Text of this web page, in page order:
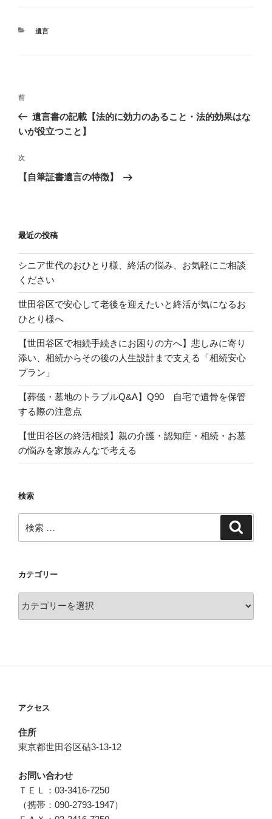
カ
遺言
投
ナ
ゲ
ー
過
去
の
稿
前
遺言書の記載【法的に効力のあること・法的効果はな
いが役立つこと】
次
の
次
【自筆証書遺言の特徴】
最近の投稿
シニア世代のおひとり様、終活の悩み、お気軽にご相談
ください
世田谷区で安心して老後を迎えたいと終活が気になるお
ひとり様へ
【世田谷区で相続手続きにお困りの方へ】悲しみに寄り
添い、相続からその後の人生設計まで支える「相続安心
プラン」
【葬儀・墓地のトラブルQ&A】Q90 自宅で遺骨を保管
する際の注意点
【世田谷区の終活相談】親の介護・認知症・相続・お墓
の悩みを家族みんなで考える
検索
索:
カテゴリー
アクセス
住所
東京都世田谷区砧3-13-12
お問い合わせ
ＴＥＬ：03-3416-7250
（携帯：090-2793-1947）